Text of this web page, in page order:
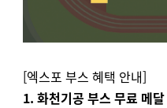
[엑스포 부스 혜택 안내]
1. 화천기공 부스 무료 메